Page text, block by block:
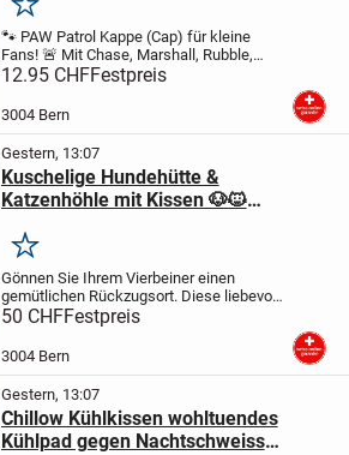
Merken
🐾 PAW Patrol Kappe (Cap) für kleine
Fans! 🚨 Mit Chase, Marshall, Rubble,
Rocky, Zuma und Skye, natürlich inklusive
Ryder, alle bereit für den nächsten
Einsatz. ☀️ Der Schirm schützt vor der
12.95 CHFFestpreis
3004 Bern
Gestern, 13:07
Kuschelige Hundehütte &
Katzenhöhle mit Kissen 🐶🐱
Merken
Gönnen Sie Ihrem Vierbeiner einen
gemütlichen Rückzugsort. Diese liebevoll
gestaltete Hundehütte im charmanten
Landhaus Design eignet sich ideal für
kleine Hunde und Katzen. Der
50 CHFFestpreis
3004 Bern
Gestern, 13:07
Chillow Kühlkissen wohltuendes
Kühlpad gegen Nachtschweiss